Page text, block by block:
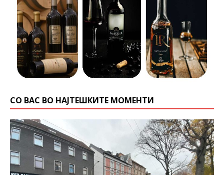
СО ВАС ВО НАЈТЕШКИТЕ МОМЕНТИ